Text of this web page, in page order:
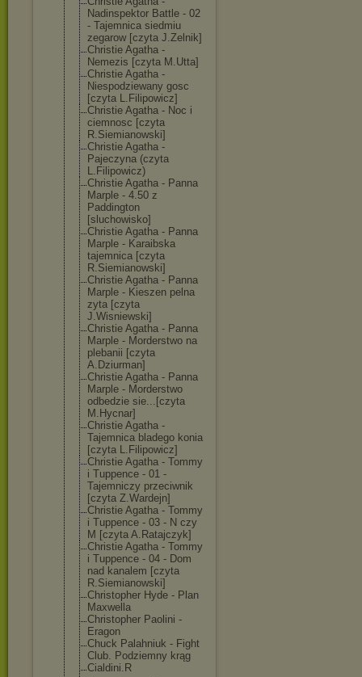
Nadinspektor Battle - 02
- Tajemnica siedmiu
zegarow [czyta J.Zelnik]
Christie Agatha -
Nemezis [czyta M.Utta]
Christie Agatha -
Niespodziewany gosc
[czyta L.Filipowicz]
Christie Agatha - Noc i
ciemnosc [czyta
R.Siemianowski]
Christie Agatha -
Pajeczyna (czyta
L.Filipowicz)
Christie Agatha - Panna
Marple - 4.50 z
Paddington
[sluchowisko]
Christie Agatha - Panna
Marple - Karaibska
tajemnica [czyta
R.Siemianowski]
Christie Agatha - Panna
Marple - Kieszen pelna
zyta [czyta
J.Wisniewski]
Christie Agatha - Panna
Marple - Morderstwo na
plebanii [czyta
A.Dziurman]
Christie Agatha - Panna
Marple - Morderstwo
odbedzie sie...[czyta
M.Hycnar]
Christie Agatha -
Tajemnica bladego konia
[czyta L.Filipowicz]
Christie Agatha - Tommy
i Tuppence - 01 -
Tajemniczy przeciwnik
[czyta Z.Wardejn]
Christie Agatha - Tommy
i Tuppence - 03 - N czy
M [czyta A.Ratajczyk]
Christie Agatha - Tommy
i Tuppence - 04 - Dom
nad kanalem [czyta
R.Siemianowski]
Christopher Hyde - Plan
Maxwella
Christopher Paolini -
Eragon
Chuck Palahniuk - Fight
Club. Podziemny krąg
Cialdini.R